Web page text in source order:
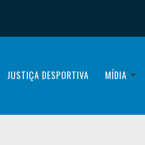
JUSTIÇA DESPORTIVA MÍDIA